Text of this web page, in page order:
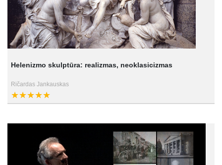
Helenizmo skulptūra: realizmas, neoklasicizmas
Ričardas Jankauskas